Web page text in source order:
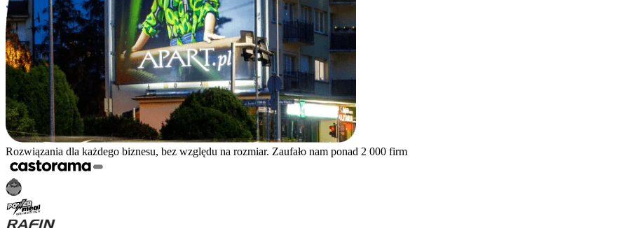
Rozwiązania dla każdego biznesu, bez względu na rozmiar. Zaufało nam ponad 2 000 firm